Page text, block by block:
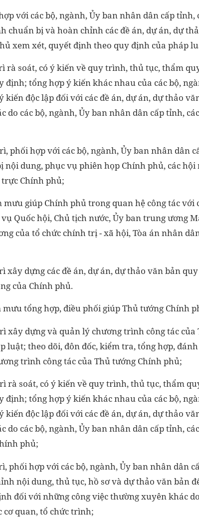
với các bộ, ngành, Ủy ban nhân dân cấp
chuẩn bị và hoàn chỉnh các đề án, dự án, dự
xem xét, quyết định theo quy định của pháp
rà soát, có ý kiến về quy trình, thủ tục, thẩm
định; tổng hợp ý kiến khác nhau của các bộ,
kiến độc lập đối với các đề án, dự án, dự thảo
do các bộ, ngành, Ủy ban nhân dân cấp tỉnh,
phối hợp với các bộ, ngành, Ủy ban nhân dân
nội dung, phục vụ phiên họp Chính phủ, các
Chính phủ;
mưu giúp Chính phủ trong quan hệ công tác với
Quốc hội, Chủ tịch nước, Ủy ban trung ương
của tổ chức chính trị - xã hội, Tòa án nhân
xây dựng các đề án, dự án, dự thảo văn bản
của Chính phủ.
mưu tổng hợp, điều phối giúp Thủ tướng Chính
xây dựng và quản lý chương trình công tác
luật; theo dõi, đôn đốc, kiểm tra, tổng hợp,
trình công tác của Thủ tướng Chính phủ;
rà soát, có ý kiến về quy trình, thủ tục, thẩm
định; tổng hợp ý kiến khác nhau của các bộ,
kiến độc lập đối với các đề án, dự án, dự thảo
do các bộ, ngành, Ủy ban nhân dân cấp tỉnh,
phủ;
phối hợp với các bộ, ngành, Ủy ban nhân dân
nội dung, thủ tục, hồ sơ và dự thảo văn bản
đối với những công việc thường xuyên khác
cơ quan, tổ chức trình;